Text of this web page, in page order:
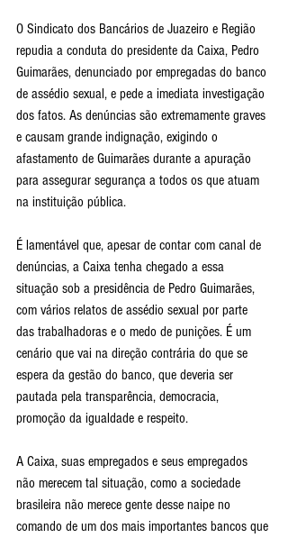
O Sindicato dos Bancários de Juazeiro e Região
repudia a conduta do presidente da Caixa, Pedro
Guimarães, denunciado por empregadas do banco
de assédio sexual, e pede a imediata investigação
dos fatos. As denúncias são extremamente graves
e causam grande indignação, exigindo o
afastamento de Guimarães durante a apuração
para assegurar segurança a todos os que atuam
na instituição pública.
É lamentável que, apesar de contar com canal de
denúncias, a Caixa tenha chegado a essa
situação sob a presidência de Pedro Guimarães,
com vários relatos de assédio sexual por parte
das trabalhadoras e o medo de punições. É um
cenário que vai na direção contrária do que se
espera da gestão do banco, que deveria ser
pautada pela transparência, democracia,
promoção da igualdade e respeito.
A Caixa, suas empregados e seus empregados
não merecem tal situação, como a sociedade
brasileira não merece gente desse naipe no
comando de um dos mais importantes bancos que